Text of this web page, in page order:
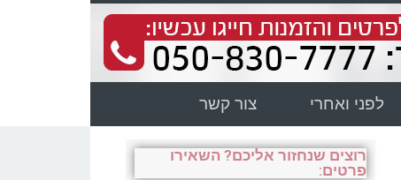
לפני ואחרי צור קשר
רוצים שנחזור אליכם? השאירו
פרטים: